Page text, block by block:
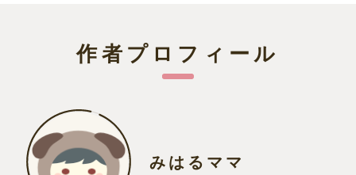
作者プロフィール
みはるママ